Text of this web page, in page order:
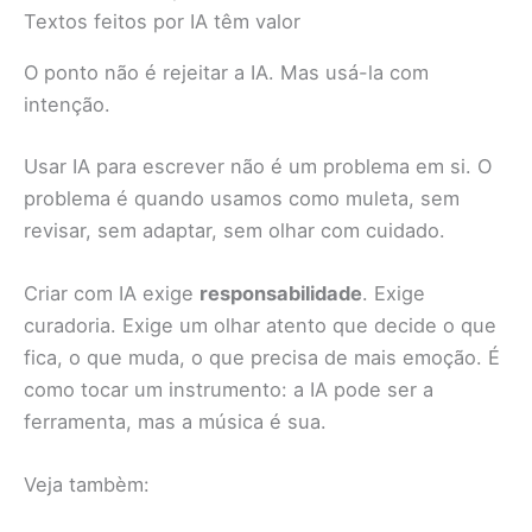
Textos feitos por IA têm valor
O ponto não é rejeitar a IA. Mas usá-la com
intenção.
Usar IA para escrever não é um problema em si. O
problema é quando usamos como muleta, sem
revisar, sem adaptar, sem olhar com cuidado.
Criar com IA exige responsabilidade. Exige
curadoria. Exige um olhar atento que decide o que
fica, o que muda, o que precisa de mais emoção. É
como tocar um instrumento: a IA pode ser a
ferramenta, mas a música é sua.
Veja tambèm: